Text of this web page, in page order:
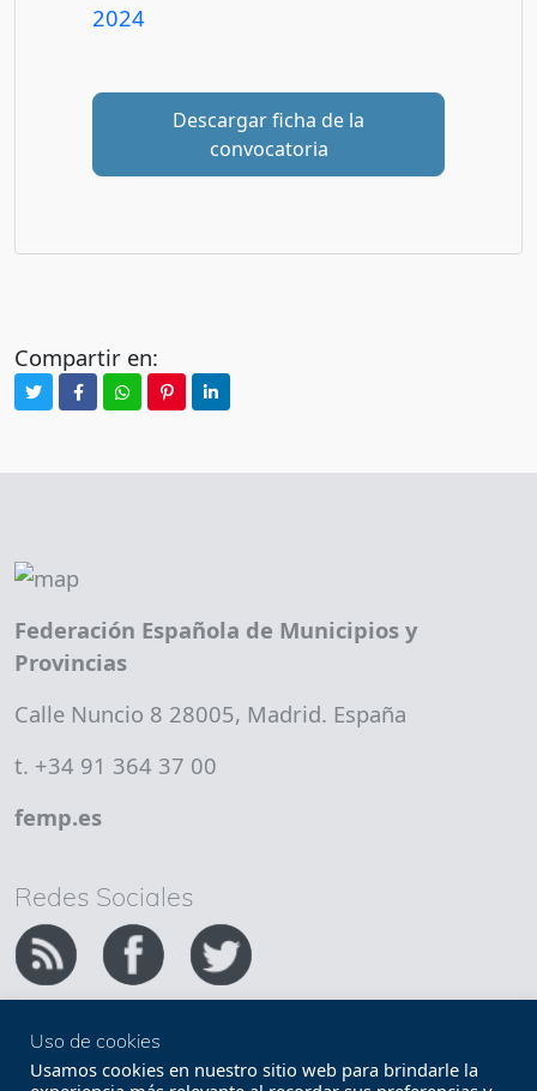
2024
Descargar ficha de la
convocatoria
Compartir en:
Federación Española de Municipios y
Provincias
Calle Nuncio 8 28005, Madrid. España
t. +34 91 364 37 00
femp.es
Redes Sociales
Copyright FEMP Accesibilidad
Uso de cookies
Usamos cookies en nuestro sitio web para brindarle la